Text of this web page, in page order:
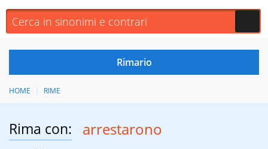
HOME RIME
Rima con: arrestarono